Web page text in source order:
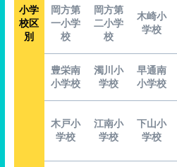
小学
校区
別
岡方第
一小学
校
岡方第
二小学
校
木崎小
学校
豊栄南
小学校
濁川小
学校
早通南
小学校
木戸小
学校
江南小
学校
下山小
学校